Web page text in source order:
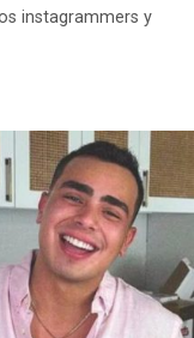
instagrammers y